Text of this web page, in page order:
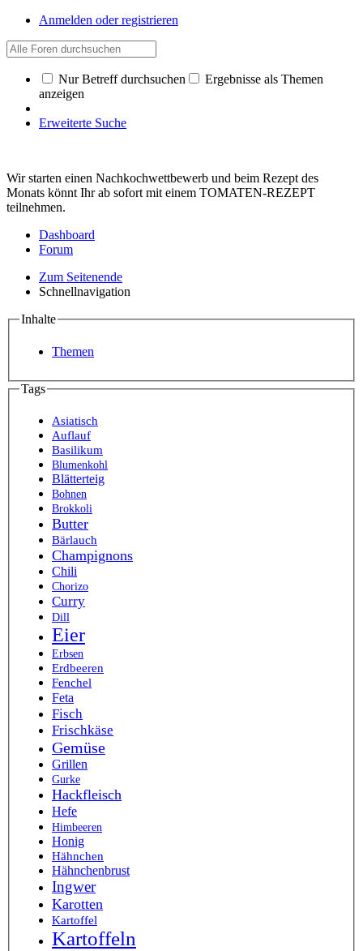
Anmelden oder registrieren
Nur Betreff durchsuchen
Ergebnisse als Themen
anzeigen
Erweiterte Suche
Wir starten einen Nachkochwettbewerb und beim Rezept des
Monats könnt Ihr ab sofort mit einem TOMATEN-REZEPT
teilnehmen.
Dashboard
Forum
Zum Seitenende
Schnellnavigation
Inhalte
Themen
Tags
Asiatisch
Auflauf
Basilikum
Blumenkohl
Blätterteig
Bohnen
Brokkoli
Butter
Bärlauch
Champignons
Chili
Chorizo
Curry
Dill
Eier
Erbsen
Erdbeeren
Fenchel
Feta
Fisch
Frischkäse
Gemüse
Grillen
Gurke
Hackfleisch
Hefe
Himbeeren
Honig
Hähnchen
Hähnchenbrust
Ingwer
Karotten
Kartoffel
Kartoffeln